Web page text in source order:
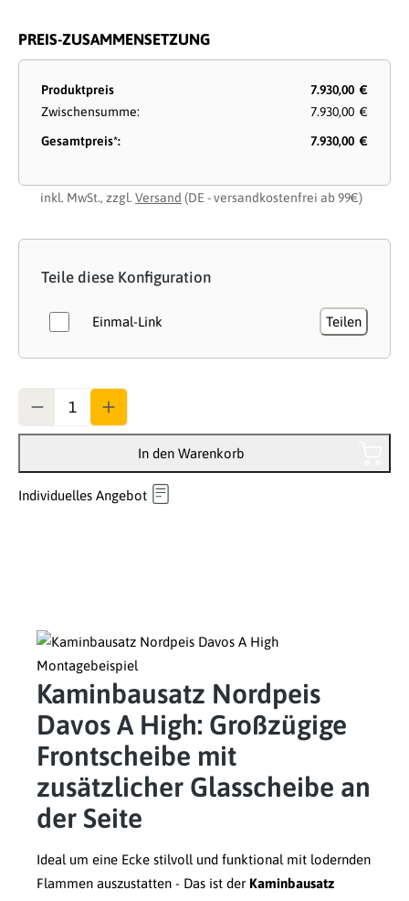
PREIS-ZUSAMMENSETZUNG
Produktpreis
7.930,00 €
Zwischensumme:
7.930,00 €
Gesamtpreis*:
7.930,00 €
inkl. MwSt., zzgl. Versand (DE - versandkostenfrei ab 99€)
Teile diese Konfiguration
Einmal-Link Teilen
In den Warenkorb
Individuelles Angebot
Kaminbausatz Nordpeis
Davos A High: Großzügige
Frontscheibe mit
zusätzlicher Glasscheibe an
der Seite
Ideal um eine Ecke stilvoll und funktional mit lodernden
Flammen auszustatten - Das ist der Kaminbausatz